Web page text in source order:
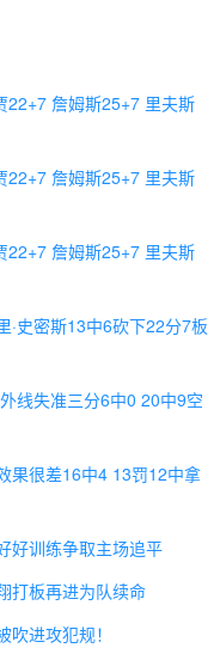
22+7 詹姆斯25+7 里夫斯
22+7 詹姆斯25+7 里夫斯
22+7 詹姆斯25+7 里夫斯
·史密斯13中6砍下22分7板
线失准三分6中0 20中9空
果很差16中4 13罚12中拿
好训练争取主场追平
打板再进为队续命
进攻犯规！